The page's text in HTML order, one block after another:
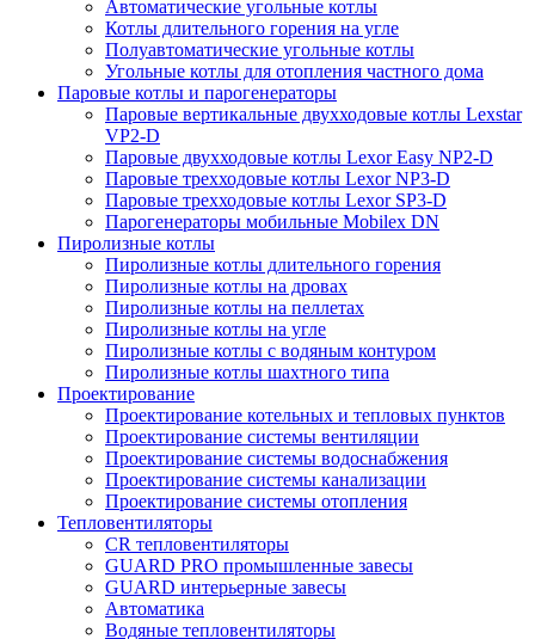
Автоматические угольные котлы
Котлы длительного горения на угле
Полуавтоматические угольные котлы
Угольные котлы для отопления частного дома
Паровые котлы и парогенераторы
Паровые вертикальные двухходовые котлы Lexstar
VP2-D
Паровые двухходовые котлы Lexor Easy NP2-D
Паровые трехходовые котлы Lexor NP3-D
Паровые трехходовые котлы Lexor SP3-D
Парогенераторы мобильные Mobilex DN
Пиролизные котлы
Пиролизные котлы длительного горения
Пиролизные котлы на дровах
Пиролизные котлы на пеллетах
Пиролизные котлы на угле
Пиролизные котлы с водяным контуром
Пиролизные котлы шахтного типа
Проектирование
Проектирование котельных и тепловых пунктов
Проектирование системы вентиляции
Проектирование системы водоснабжения
Проектирование системы канализации
Проектирование системы отопления
Тепловентиляторы
CR тепловентиляторы
GUARD PRO промышленные завесы
GUARD интерьерные завесы
Автоматика
Водяные тепловентиляторы